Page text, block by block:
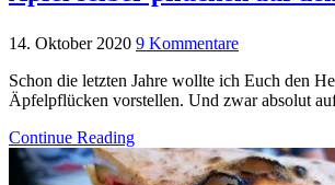
14. Oktober 2020 9 Kommentare
Schon die letzten Jahre wollte ich Euch den
Äpfelpflücken vorstellen. Und zwar absolut
Continue Reading